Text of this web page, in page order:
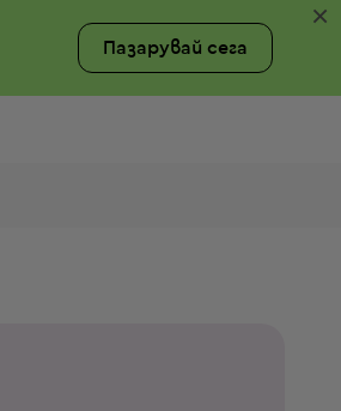
Пазарувай сега
×